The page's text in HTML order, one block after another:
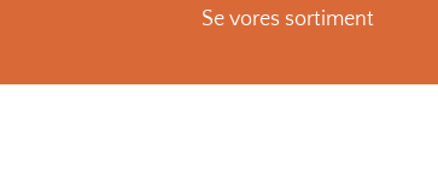
Se vores sortiment